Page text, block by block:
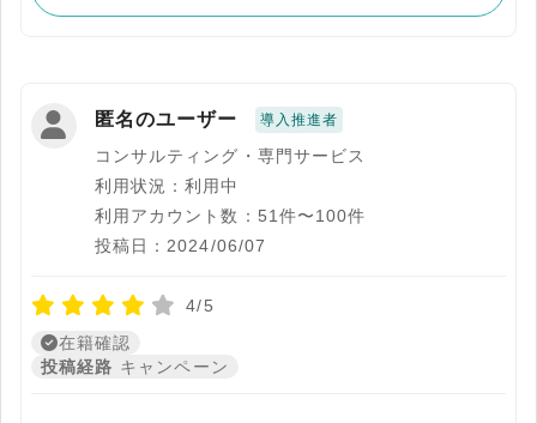
匿名のユーザー 導入推進者
コンサルティング・専門サービス
利用状況：利用中
利用アカウント数：51件〜100件
投稿日：2024/06/07
4/5
在籍確認
投稿経路 キャンペーン